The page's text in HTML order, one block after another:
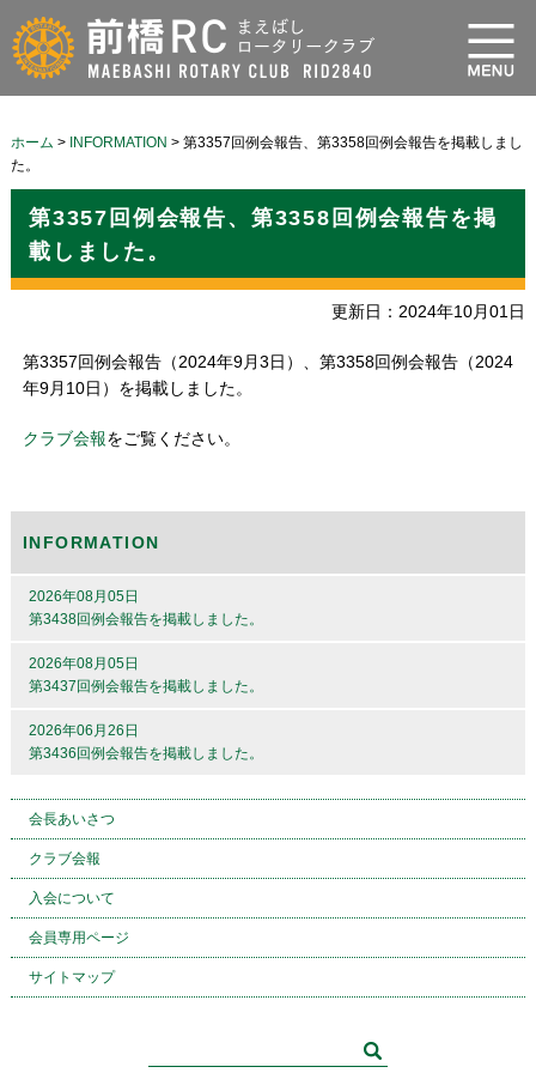
ホーム > INFORMATION > 第3357回例会報告、第3358回例会報告を掲載しまし
た。
第3357回例会報告、第3358回例会報告を掲
載しました。
更新日：2024年10月01日
第3357回例会報告（2024年9月3日）、第3358回例会報告（2024
年9月10日）を掲載しました。
クラブ会報をご覧ください。
INFORMATION
2026年08月05日
第3438回例会報告を掲載しました。
2026年08月05日
第3437回例会報告を掲載しました。
2026年06月26日
第3436回例会報告を掲載しました。
会長あいさつ
クラブ会報
入会について
会員専用ページ
サイトマップ